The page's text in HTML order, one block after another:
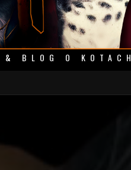
BLOG O KOTACH